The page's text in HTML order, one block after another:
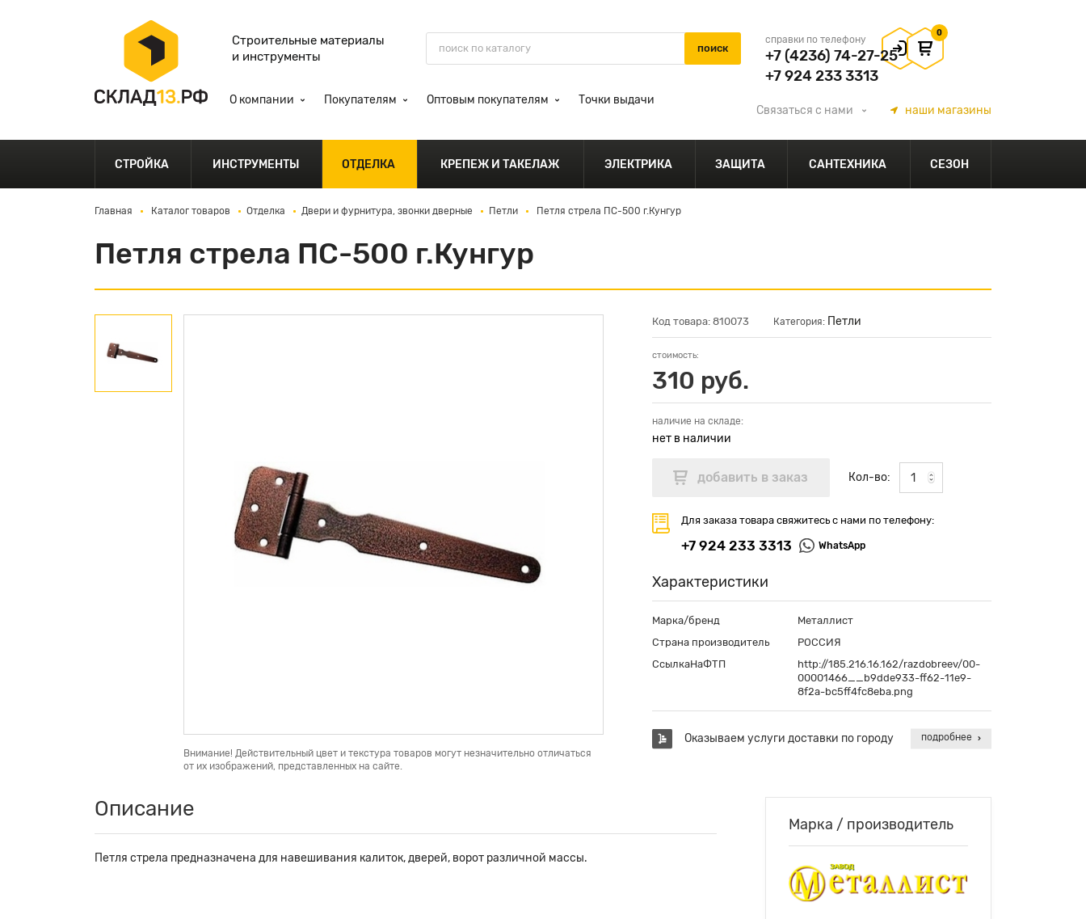
Строительные материалы
и инструменты
справки по телефону
+7 (4236) 74-27-25
+7 924 233 3313
0
О компании Покупателям Оптовым покупателям Точки выдачи
Связаться с нами наши магазины
СТРОЙКА ИНСТРУМЕНТЫ ОТДЕЛКА КРЕПЕЖ И ТАКЕЛАЖ ЭЛЕКТРИКА ЗАЩИТА САНТЕХНИКА СЕЗОН
Главная Каталог товаров Отделка Двери и фурнитура, звонки дверные Петли Петля стрела ПС-500 г.Кунгур
Петля стрела ПС-500 г.Кунгур
Внимание! Действительный цвет и текстура товаров могут незначительно отличаться
от их изображений, представленных на сайте.
Код товара: 810073 Категория: Петли
стоимость:
310 руб.
наличие на складе:
нет в наличии
Кол-во:
Для заказа товара свяжитесь с нами по телефону:
+7 924 233 3313 WhatsApp
Характеристики
Марка/бренд
Металлист
Страна производитель
РОССИЯ
СсылкаНаФТП
http://185.216.16.162/razdobreev/00-
00001466__b9dde933-ff62-11e9-
8f2a-bc5ff4fc8eba.png
Оказываем услуги доставки по городу подробнее
Описание
Петля стрела предназначена для навешивания калиток, дверей, ворот различной массы.
Марка / производитель